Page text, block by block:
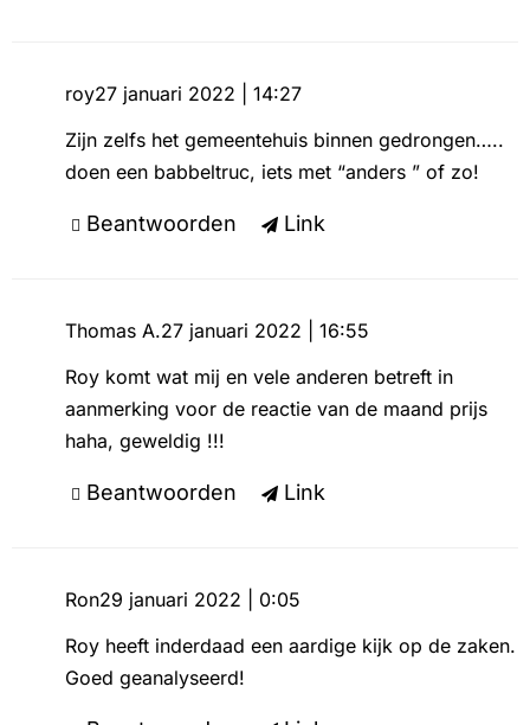
roy27 januari 2022 | 14:27
Zijn zelfs het gemeentehuis binnen gedrongen…..
doen een babbeltruc, iets met “anders ” of zo!
Beantwoorden Link
Thomas A.27 januari 2022 | 16:55
Roy komt wat mij en vele anderen betreft in
aanmerking voor de reactie van de maand prijs
haha, geweldig !!!
Beantwoorden Link
Ron29 januari 2022 | 0:05
Roy heeft inderdaad een aardige kijk op de zaken.
Goed geanalyseerd!